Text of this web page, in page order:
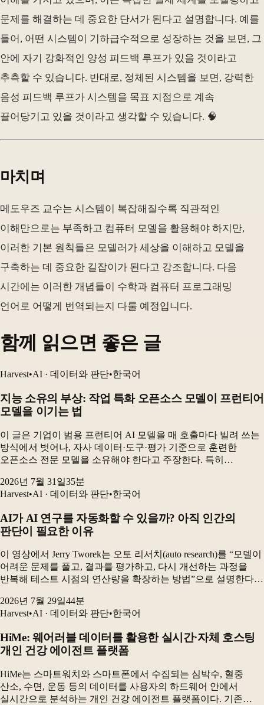
문제를 해결하는 데 중요한 단서가 된다고 설명합니다. 예를
들어, 어떤 시스템이 기하급수적으로 성장하는 것을 보면, 그
안에 자기 강화적인 양성 피드백 루프가 있을 것이라고
추측할 수 있습니다. 반대로, 정체된 시스템을 보면, 강력한
음성 피드백 루프가 시스템을 목표 지점으로 계속
끌어당기고 있을 것이라고 생각할 수 있습니다. 🧠
마치며
메도우즈 교수는 시스템이 복잡해질수록 직관적인
이해만으로는 부족하고 컴퓨터 모델을 활용해야 하지만,
이러한 기본 원칙들은 모델러가 세상을 이해하고 모델을
구축하는 데 중요한 길잡이가 된다고 강조합니다. 다음
시간에는 이러한 개념들이 수학과 컴퓨터 프로그래밍
언어로 어떻게 번역되는지 다룰 예정입니다.
함께 읽으면 좋은 글
Harvest•AI · 데이터와 판단•한국어
지능 소유의 부상: 작업 특화 오픈소스 모델이 프런티어
모델을 이기는 법
이 글은 기업이 범용 프런티어 AI 모델을 매 호출마다 빌려 쓰는
방식에서 벗어나, 자사 데이터·도구·평가 기준으로 훈련한
오픈소스 전문 모델을 소유해야 한다고 주장한다. 특히
파라미터 오픈소스 모델은 최고 프런티어 구성보다 더...
2026년 7월 31일35분
Harvest•AI · 데이터와 판단•한국어
AI가 AI 연구를 자동화할 수 있을까? 아직 인간의
판단이 필요한 이유
이 영상에서 Jerry Tworek는 오토 리서치(auto research)를 “모델이
어려운 문제를 풀고, 결과를 평가하고, 다시 개선하는 과정을
반복해 테스트 시점의 연산량을 확장하는 방법”으로 설명한다.
다양하게 만들어내지 못...
2026년 7월 29일44분
Harvest•AI · 데이터와 판단•한국어
HiMe: 웨어러블 데이터를 활용한 실시간·자체 호스팅
개인 건강 에이전트 플랫폼
HiMe는 스마트워치와 스마트폰에서 수집되는 심박수, 혈중
산소, 수면, 운동 등의 데이터를 사용자의 하드웨어 안에서
실시간으로 분석하는 개인 건강 에이전트 플랫폼이다. 기존